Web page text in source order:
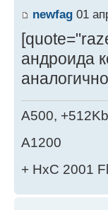
newfag 01
андроида
A500, +512Kb
A1200
+ HxC 2001